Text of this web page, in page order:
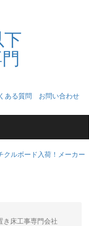
ある質問
お問い合わせ
き床工事専門会社